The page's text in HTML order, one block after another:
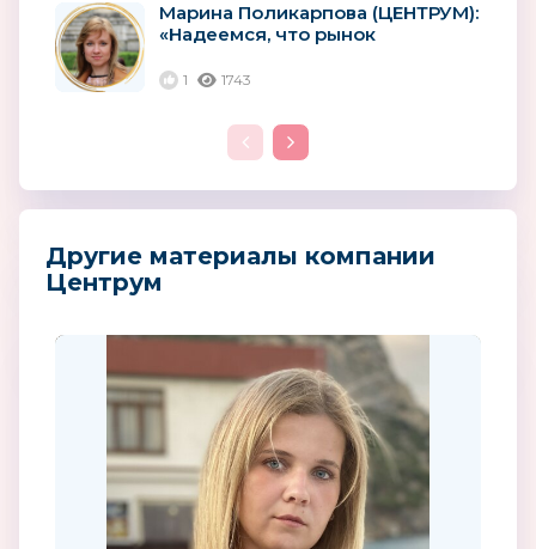
Марина Поликарпова (ЦЕНТРУМ):
«Надеемся, что рынок
1 1743
Другие материалы компании
Центрум